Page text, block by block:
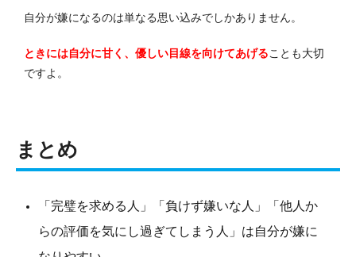
自分が嫌になるのは単なる思い込みでしかありません。
ときには自分に甘く、優しい目線を向けてあげることも大切
ですよ。
まとめ
「完璧を求める人」「負けず嫌いな人」「他人か
らの評価を気にし過ぎてしまう人」は自分が嫌に